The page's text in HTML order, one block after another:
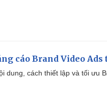
cáo Brand Video Ads
dung, cách thiết lập và tối ưu